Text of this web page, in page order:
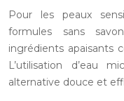
Pour les peaux
formules sans
ingrédients apaisants
L’utilisation d’eau
alternative douce et